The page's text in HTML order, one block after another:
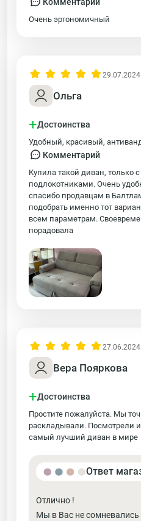
Комментарий
Очень эргономичный
Ольга
29.07.2024
+Достоинства
Удобный, красивый,
Комментарий
Купила такой диван, только
подлокотниками. Очень
спасибо продавцам в
подобрать именно тот
всем параметрам.
порадовала
Вера Пояркова
27.06.2024
+Достоинства
Простите пожалуйста. Мы
раскладывали. Посмотрели
самый лучший диван в мире
Ответ
Отлично !
Мы в Вас не сомневались